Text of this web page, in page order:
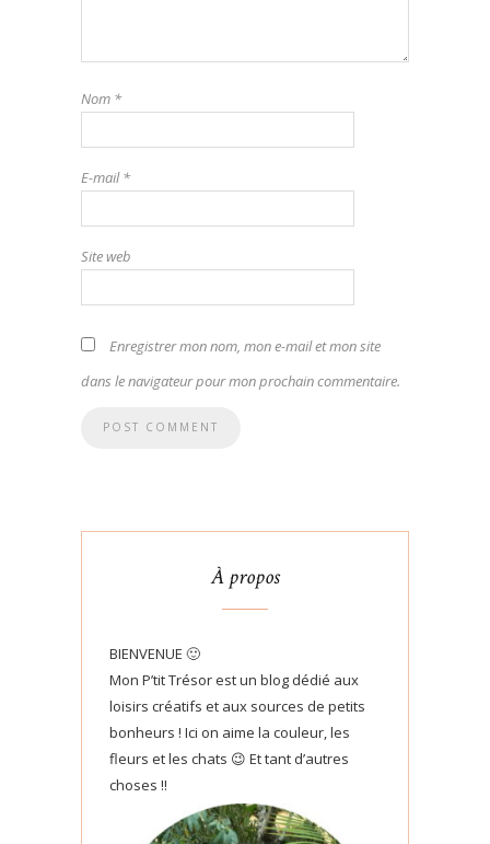
Nom *
E-mail*
Site web
Enregistrer mon nom, mon e-mail et mon site
dans le navigateur pour mon prochain commentaire.
À propos
BIENVENUE 🙂
Mon P’tit Trésor est un blog dédié aux
loisirs créatifs et aux sources de petits
bonheurs ! Ici on aime la couleur, les
fleurs et les chats 😉 Et tant d’autres
choses !!